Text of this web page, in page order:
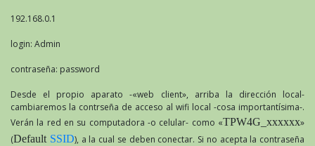
192.168.0.1
login: Admin
contraseña: password
Desde el propio aparato -«web client», arriba la dirección local-
cambiaremos la contrseña de acceso al wifi local -cosa importantísima-.
Verán la red en su computadora -o celular- como «TPW4G_xxxxxx»
(Default SSID), a la cual se deben conectar. Si no acepta la contraseña